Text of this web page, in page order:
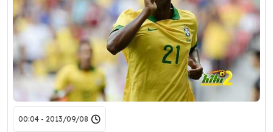
2013/09/08 - 00:04